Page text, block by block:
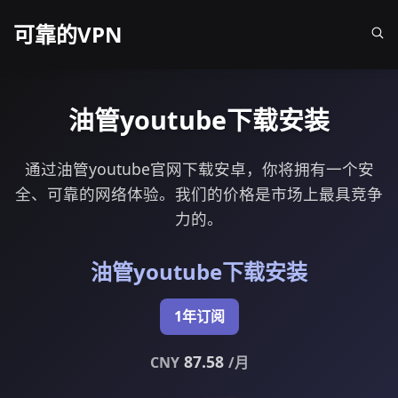
可靠的VPN
油管youtube下载安装
通过油管youtube官网下载安卓，你将拥有一个安
全、可靠的网络体验。我们的价格是市场上最具竞争
力的。
油管youtube下载安装
1年订阅
CNY87.58 /月